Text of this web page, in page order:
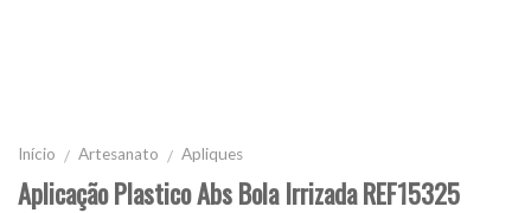
Início / Artesanato / Apliques
Aplicação Plastico Abs Bola Irrizada REF15325